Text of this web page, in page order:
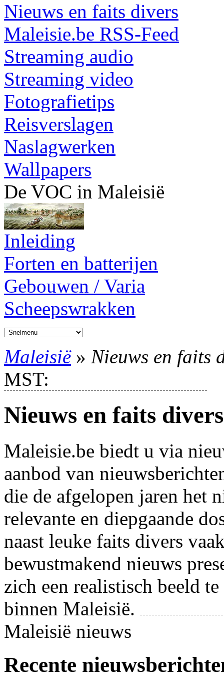
Nieuws en faits divers
Maleisie.be RSS-Feed
Streaming audio
Streaming video
Fotografietips
Reisverslagen
Naslagwerken
Wallpapers
De VOC in Maleisië
Inleiding
Forten en batterijen
Gebouwen / Varia
Scheepswrakken
Maleisië» Nieuws en faits
MST:
Nieuws en faits divers
Maleisie.be biedt u via
aanbod van
die de afgelopen jaren het
relevante en diepgaande
naast leuke faits divers
bewustmakend nieuws
zich een realistisch beeld
binnen Maleisië.
Maleisië nieuws
Recente